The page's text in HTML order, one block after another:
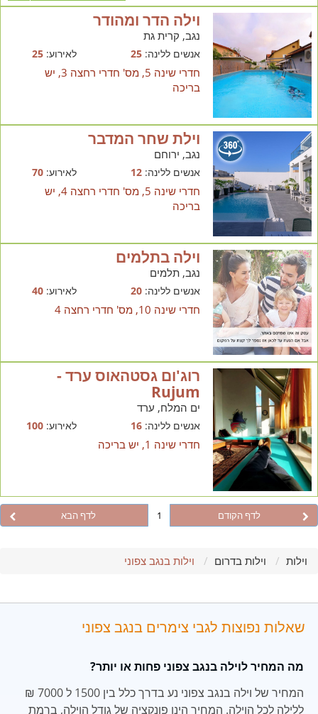
וילה הדר ומהודר
נגב, קרית גת
אנשים ללינה:25 לאירוע:25
חדרי שינה 5, מס' חדרי רחצה 3, יש
בריכה
וילת שחר המדבר
נגב, ירוחם
אנשים ללינה:12 לאירוע:70
חדרי שינה 5, מס' חדרי רחצה 4, יש
בריכה
וילה בתלמים
נגב, תלמים
אנשים ללינה:20 לאירוע:40
חדרי שינה 10, מס' חדרי רחצה 4
רוג'ום גסטהאוס ערד -
Rujum
ים המלח, ערד
אנשים ללינה:16 לאירוע:100
חדרי שינה 1, יש בריכה
לדף הקודם 1 לדף הבא
וילות וילות בדרום וילות בנגב צפוני
שאלות נפוצות לגבי צימרים בנגב צפוני
מה המחיר לוילה בנגב צפוני פחות או יותר?
המחיר של וילה בנגב צפוני נע בדרך כלל בין 1500 ל 7000 ₪
ללילה לכל הוילה. המחיר הינו פונקציה של גודל הוילה, ברמת